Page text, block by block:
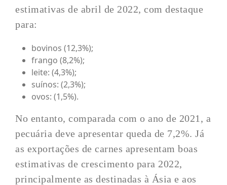
estimativas de abril de 2022, com destaque
para:
bovinos (12,3%);
frango (8,2%);
leite: (4,3%);
suínos: (2,3%);
ovos: (1,5%).
No entanto, comparada com o ano de 2021, a
pecuária deve apresentar queda de 7,2%. Já
as exportações de carnes apresentam boas
estimativas de crescimento para 2022,
principalmente as destinadas à Ásia e aos